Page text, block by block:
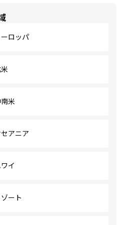
ロッパ
米
アニア
イ
ート